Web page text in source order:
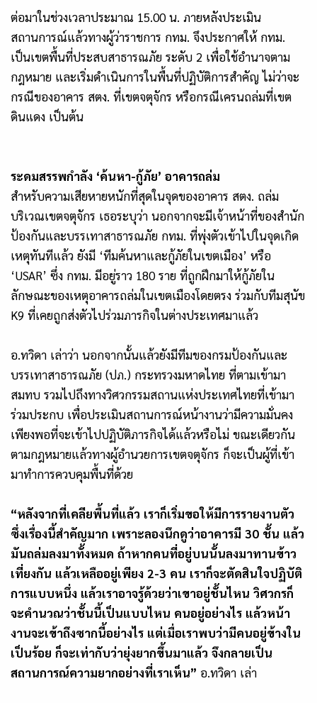
ต่อมาในช่วงเวลาประมาณ 15.00 น. ภายหลังประเมิน
สถานการณ์แล้วทางผู้ว่าราชการ กทม. จึงประกาศให้ กทม.
เป็นเขตพื้นที่ประสบสาธารณภัย ระดับ 2 เพื่อใช้อำนาจตาม
กฎหมาย และเริ่มดำเนินการในพื้นที่ปฏิบัติการสำคัญ ไม่ว่าจะ
กรณีของอาคาร สตง. ที่เขตจตุจักร หรือกรณีเครนถล่มที่เขต
ดินแดง เป็นต้น
ระดมสรรพกำลัง ‘ค้นหา-กู้ภัย’ อาคารถล่ม
สำหรับความเสียหายหนักที่สุดในจุดของอาคาร สตง. ถล่ม
บริเวณเขตจตุจักร เธอระบุว่า นอกจากจะมีเจ้าหน้าที่ของสำนัก
ป้องกันและบรรเทาสาธารณภัย กทม. ที่พุ่งตัวเข้าไปในจุดเกิด
เหตุทันทีแล้ว ยังมี ‘ทีมค้นหาและกู้ภัยในเขตเมือง’ หรือ
‘USAR’ ซึ่ง กทม. มีอยู่ราว 180 ราย ที่ถูกฝึกมาให้กู้ภัยใน
ลักษณะของเหตุอาคารถล่มในเขตเมืองโดยตรง ร่วมกับทีมสุนัข
K9 ที่เคยถูกส่งตัวไปร่วมภารกิจในต่างประเทศมาแล้ว
อ.ทวิดา เล่าว่า นอกจากนั้นแล้วยังมีทีมของกรมป้องกันและ
บรรเทาสาธารณภัย (ปภ.) กระทรวงมหาดไทย ที่ตามเข้ามา
สมทบ รวมไปถึงทางวิศวกรรมสถานแห่งประเทศไทยที่เข้ามา
ร่วมประกบ เพื่อประเมินสถานการณ์หน้างานว่ามีความมั่นคง
เพียงพอที่จะเข้าไปปฏิบัติภารกิจได้แล้วหรือไม่ ขณะเดียวกัน
ตามกฎหมายแล้วทางผู้อำนวยการเขตจตุจักร ก็จะเป็นผู้ที่เข้า
มาทำการควบคุมพื้นที่ด้วย
“หลังจากที่เคลียพื้นที่แล้ว เราก็เริ่มขอให้มีการรายงานตัว
ซึ่งเรื่องนี้สำคัญมาก เพราะลองนึกดูว่าอาคารมี 30 ชั้น แล้ว
มันถล่มลงมาทั้งหมด ถ้าหากคนที่อยู่บนนั้นลงมาทานข้าว
เที่ยงกัน แล้วเหลืออยู่เพียง 2-3 คน เราก็จะตัดสินใจปฏิบัติ
การแบบหนึ่ง แล้วเราอาจรู้ด้วยว่าเขาอยู่ชั้นไหน วิศวกรก็
จะคำนวณว่าชั้นนี้เป็นแบบไหน คนอยู่อย่างไร แล้วหน้า
งานจะเข้าถึงซากนี้อย่างไร แต่เมื่อเราพบว่ามีคนอยู่ข้างใน
เป็นร้อย ก็จะเท่ากับว่ายุ่งยากขึ้นมาแล้ว จึงกลายเป็น
สถานการณ์ความยากอย่างที่เราเห็น” อ.ทวิดา เล่า